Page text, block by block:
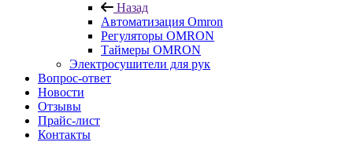
Назад
Автоматизация Omron
Регуляторы OMRON
Таймеры OMRON
Электросушители для рук
Вопрос-ответ
Новости
Отзывы
Прайс-лист
Контакты